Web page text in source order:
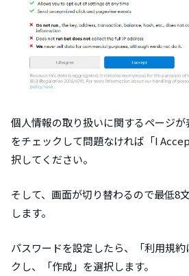
個人情報の取り扱いに関するページ
をチェックして問題なければ「I
択してください。
そして、画面が切り替わるので最低8
します。
パスワードを設定したら、「利用規
クし、「作成」を選択します。